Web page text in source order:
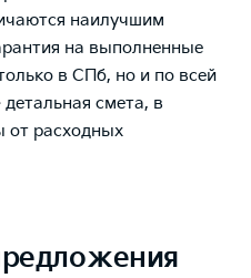
наилучшим
на выполненные
в СПб, но и по всей
смета, в
от расходных